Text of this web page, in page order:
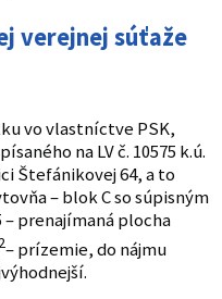
verejnej súťaže
vo vlastníctve PSK,
na LV č. 10575 k.ú.
Štefánikovej 64, a to
– blok C so súpisným
– prenajímaná plocha
2– prízemie, do nájmu